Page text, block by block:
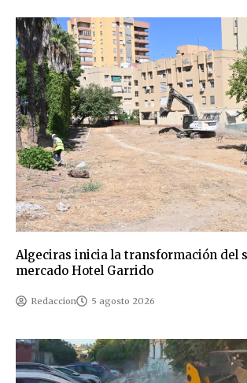
Algeciras inicia la transformación del
mercado Hotel Garrido
Redaccion 5 agosto 2026